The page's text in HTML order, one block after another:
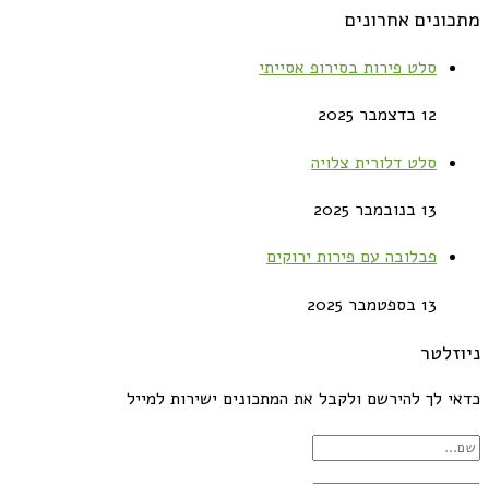
מתכונים אחרונים
סלט פירות בסירופ אסייתי
12 בדצמבר 2025
סלט דלורית צלויה
13 בנובמבר 2025
פבלובה עם פירות ירוקים
13 בספטמבר 2025
ניוזלטר
כדאי לך להירשם ולקבל את המתכונים ישירות למייל